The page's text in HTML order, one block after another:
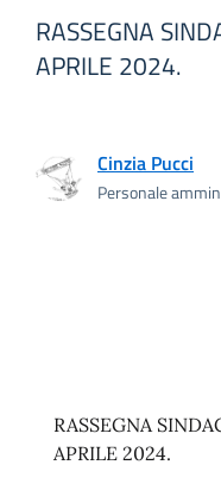
RASSEGNA
APRILE 2024.
Cinzia Pucci
Personale
RASSEGNA
APRILE 2024.